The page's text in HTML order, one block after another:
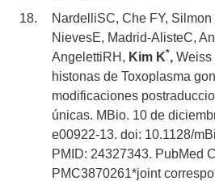
NardelliSC, Che FY,
NievesE, Madrid-AlisteC,
AngelettiRH, Kim K*, Weiss
histonas de Toxoplasma
modificaciones
únicas. MBio. 10 de
e00922-13. doi: 10.1128/
PMID: 24327343. PubMed
PMC3870261*joint